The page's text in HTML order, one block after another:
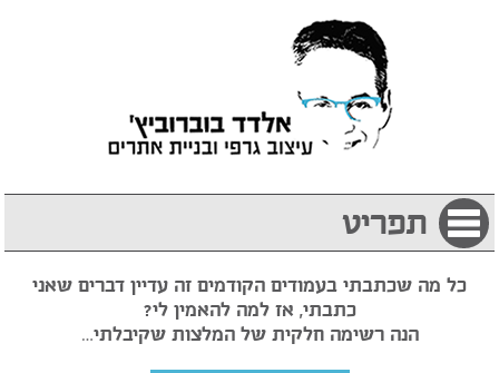
תפריט
כל מה שכתבתי בעמודים הקודמים זה עדיין דברים שאני
כתבתי, אז למה להאמין לי?
הנה רשימה חלקית של המלצות שקיבלתי…